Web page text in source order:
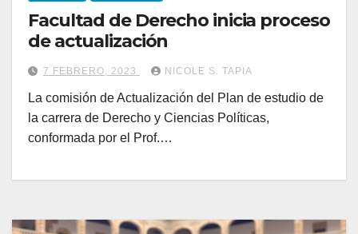
Facultad de Derecho inicia proceso
de actualización
7 FEBRERO, 2023 NICOLE S. TAPIA
La comisión de Actualización del Plan de estudio de
la carrera de Derecho y Ciencias Políticas,
conformada por el Prof.…